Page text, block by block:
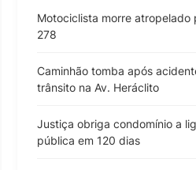
Motociclista morre atropelado
278
Caminhão tomba após
trânsito na Av. Heráclito
Justiça obriga condomínio a
pública em 120 dias